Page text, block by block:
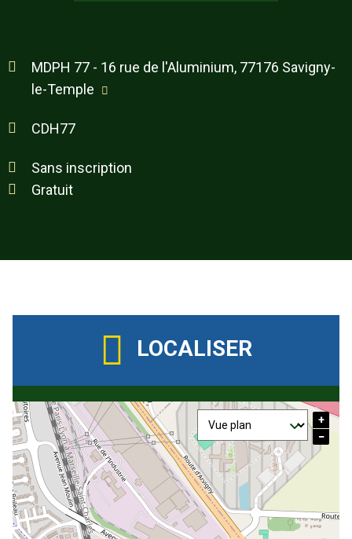
MDPH 77 - 16 rue de l'Aluminium, 77176 Savigny-
le-Temple
CDH77
Sans inscription
Gratuit
LOCALISER
+
−